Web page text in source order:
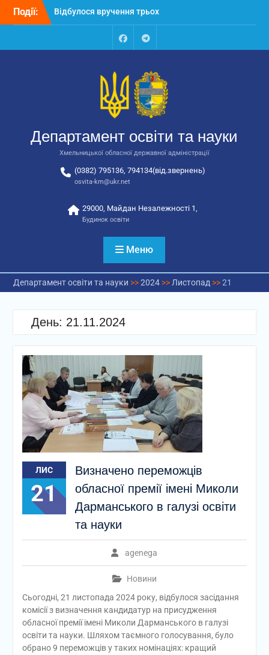
Перейти
Події:
Відбулося вручення трьох
автобусів для потреб
Відбулося засідання
освіти та науки обласної
державної адміністрації
Відбулась обласна
національно-патріотичне
виховання
FacebookTalegram
Департамент освіти та науки
Хмельницької обласної державної адміністрації
(0382) 795136, 794134(від.звернень)
osvita-km@ukr.net
29000, Майдан Незалежності 1,
Будинок освіти
Меню
Департамент освіти та науки >>2024>> Листопад >>21
День: 21.11.2024
ЛИС
21
Визначено переможців
обласної премії імені Миколи
Дарманського в галузі освіти
та науки
agenega
Новини
Сьогодні, 21 листопада 2024 року, відбулося засідання
комісії з визначення кандидатур на присудження
обласної премії імені Миколи Дарманського в галузі
освіти та науки. Шляхом таємного голосування, було
обрано 9 переможців у таких номінаціях: кращий